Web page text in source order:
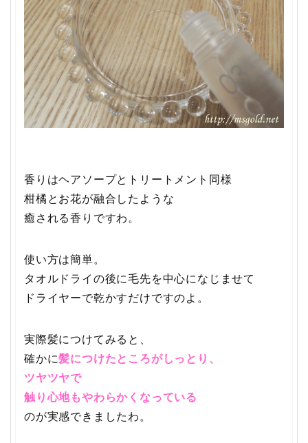
香りはヘアソープとトリートメント同様
柑橘とお花が融合したような
癒される香りですわ。
使い方は簡単。
タオルドライの後に毛先を中心になじませて
ドライヤーで乾かすだけですのよ。
実際髪につけてみると、
確かに髪につけたところがしっとり、
ツヤツヤで
触り心地もやわらかくなっている
のが実感できましたわ。